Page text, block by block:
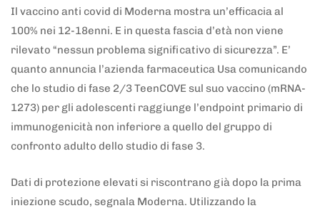
Il vaccino anti covid di Moderna mostra un’efficacia al
100% nei 12-18enni. E in questa fascia d’età non viene
rilevato “nessun problema significativo di sicurezza”. E’
quanto annuncia l’azienda farmaceutica Usa comunicando
che lo studio di fase 2/3 TeenCOVE sul suo vaccino (mRNA-
1273) per gli adolescenti raggiunge l’endpoint primario di
immunogenicità non inferiore a quello del gruppo di
confronto adulto dello studio di fase 3.
Dati di protezione elevati si riscontrano già dopo la prima
iniezione scudo, segnala Moderna. Utilizzando la